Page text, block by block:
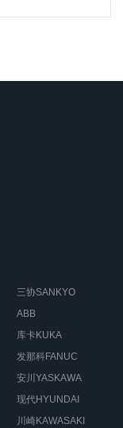
三协SANKYO
ABB
库卡KUKA
发那科FANUC
安川YASKAWA
现代HYUNDAI
川崎KAWASAKI